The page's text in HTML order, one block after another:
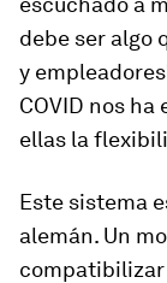
debe ser algo
y
COVID nos
ellas la
Este sistema
alemán. Un